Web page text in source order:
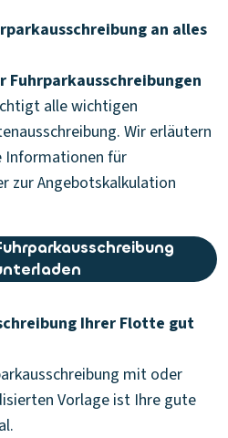
an alles
alle wichtigen
Wir erläutern
Informationen für
zur Angebotskalkulation
Ihrer Flotte gut
mit oder
Vorlage ist Ihre gute